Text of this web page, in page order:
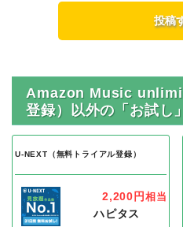
Amazon Music
登録）以外の「お試し
U-NEXT（無料トライアル登録）
2,200円 相当
ハピタス